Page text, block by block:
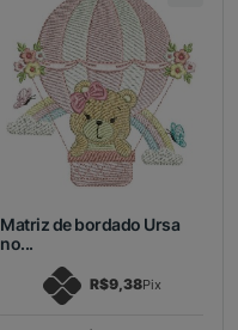
Matriz de bordado Ursa
no...
R$9,38Pix